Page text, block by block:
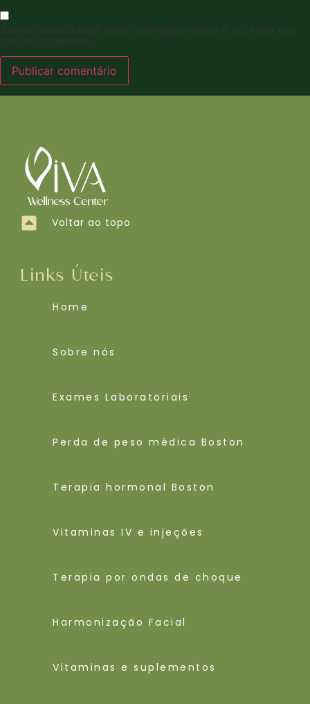
Salvar meus dados neste navegador para a próxima vez
que eu comentar.
Voltar ao topo
Links Úteis
Home
Sobre nós
Exames Laboratoriais
Perda de peso médica Boston
Terapia hormonal Boston
Vitaminas IV e injeções
Terapia por ondas de choque
Harmonização Facial
Vitaminas e suplementos